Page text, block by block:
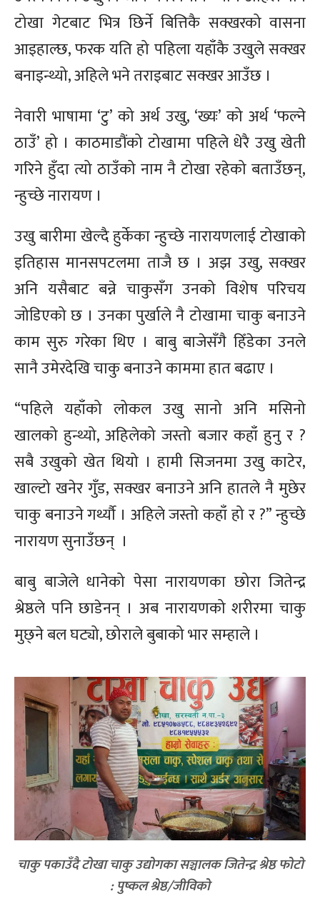
टोखा गेटबाट भित्र छिर्ने बित्तिकै सक्खरको वासना
आइहाल्छ, फरक यति हो पहिला यहाँकै उखुले सक्खर
बनाइन्थ्यो, अहिले भने तराइबाट सक्खर आउँछ ।
नेवारी भाषामा ‘टु’ को अर्थ उखु, ‘ख्यः’ को अर्थ ‘फल्ने
ठाउँ’ हो । काठमाडौंको टोखामा पहिले धेरै उखु खेती
गरिने हुँदा त्यो ठाउँको नाम नै टोखा रहेको बताउँछन्,
न्हुच्छेनारायण ।
उखु बारीमा खेल्दै हुर्केकान्हुच्छेनारायणलाई टोखाको
इतिहास मानसपटलमा ताजै छ । अझ उखु, सक्खर
अनि यसैबाट बन्ने चाकुसँग उनको विशेष परिचय
जोडिएको छ । उनका पुर्खाले नै टोखामा चाकु बनाउने
काम सुरु गरेका थिए । बाबु बाजेसँगै हिँडेका उनले
सानै उमेरदेखि चाकु बनाउने काममा हात बढाए ।
“पहिले यहाँको लोकल उखु सानो अनि मसिनो
खालको हुन्थ्यो, अहिलेको जस्तो बजार कहाँ हुनु र ?
सबै उखुको खेत थियो । हामी सिजनमा उखु काटेर,
खाल्टो खनेर गुँड, सक्खर बनाउने अनि हातले नै मुछेर
चाकु बनाउने गर्थ्यौ । अहिले जस्तो कहाँ हो र ?”न्हुच्छे
नारायण सुनाउँछन् ।
बाबु बाजेले धानेको पेसा नारायणका छोरा जितेन्द्र
श्रेष्ठले पनि छाडेनन् । अब नारायणको शरीरमा चाकु
मुछ्‌ने बल घट्यो, छोराले बुबाको भार सम्हाले ।
चाकु पकाउँदै टोखा चाकु उद्योगका सञ्चालक जितेन्द्र श्रेष्ठ फोटो
: पुष्कल श्रेष्ठ/जीविको